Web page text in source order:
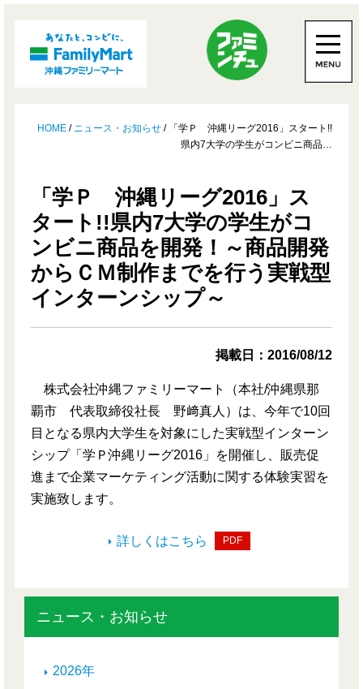
HOME / ニュース・お知らせ/ 「学Ｐ 沖縄リーグ2016」スタート!!
県内7大学の学生がコンビニ商品…
「学Ｐ 沖縄リーグ2016」ス
タート!!県内7大学の学生がコ
ンビニ商品を開発！～商品開発
からＣＭ制作までを行う実戦型
インターンシップ～
掲載日：2016/08/12
株式会社沖縄ファミリーマート（本社/沖縄県那
覇市 代表取締役社長 野﨑真人）は、今年で10回
目となる県内大学生を対象にした実戦型インターン
シップ「学Ｐ沖縄リーグ2016」を開催し、販売促
進まで企業マーケティング活動に関する体験実習を
実施致します。
詳しくはこちら PDF
ニュース・お知らせ
2026年